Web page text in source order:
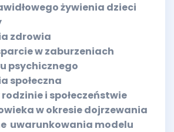
żywienia dzieci
zdrowia
w zaburzeniach
psychicznego
społeczna
rodzinie i społeczeństwie
w okresie dojrzewania
uwarunkowania modelu